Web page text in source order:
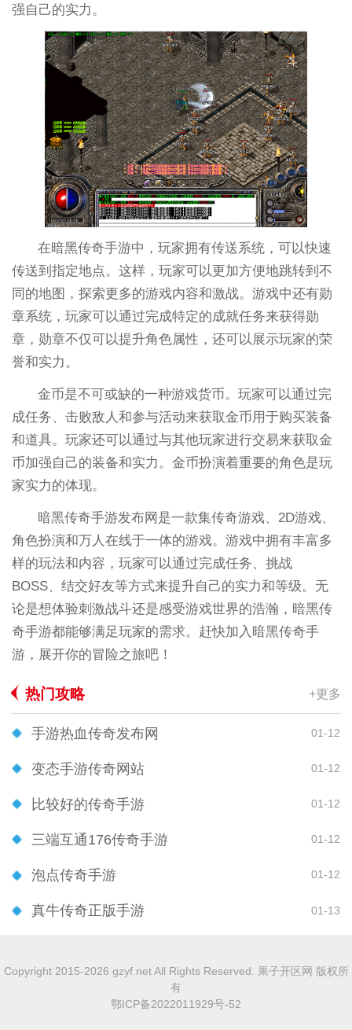
强自己的实力。
在暗黑传奇手游中，玩家拥有传送系统，可以快速
传送到指定地点。这样，玩家可以更加方便地跳转到不
同的地图，探索更多的游戏内容和激战。游戏中还有勋
章系统，玩家可以通过完成特定的成就任务来获得勋
章，勋章不仅可以提升角色属性，还可以展示玩家的荣
誉和实力。
金币是不可或缺的一种游戏货币。玩家可以通过完
成任务、击败敌人和参与活动来获取金币用于购买装备
和道具。玩家还可以通过与其他玩家进行交易来获取金
币加强自己的装备和实力。金币扮演着重要的角色是玩
家实力的体现。
暗黑传奇手游发布网是一款集传奇游戏、2D游戏、
角色扮演和万人在线于一体的游戏。游戏中拥有丰富多
样的玩法和内容，玩家可以通过完成任务、挑战
BOSS、结交好友等方式来提升自己的实力和等级。无
论是想体验刺激战斗还是感受游戏世界的浩瀚，暗黑传
奇手游都能够满足玩家的需求。赶快加入暗黑传奇手
游，展开你的冒险之旅吧！
热门攻略 +更多
手游热血传奇发布网 01-12
变态手游传奇网站 01-12
比较好的传奇手游 01-12
三端互通176传奇手游 01-12
泡点传奇手游 01-12
真牛传奇正版手游 01-13
Copyright 2015-2026 gzyf.net All Rights Reserved. 果子开区网 版权所
有
鄂ICP备2022011929号-52